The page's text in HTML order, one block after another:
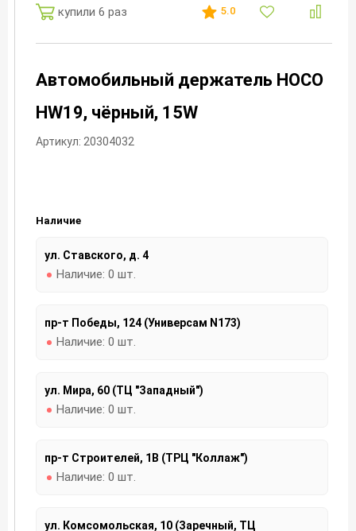
купили 6 раз 5.0
Автомобильный держатель HOCO
HW19, чёрный, 15W
Артикул: 20304032
Наличие
ул. Ставского, д. 4
Наличие: 0 шт.
пр-т Победы, 124 (Универсам N173)
Наличие: 0 шт.
ул. Мира, 60 (ТЦ "Западный")
Наличие: 0 шт.
пр-т Строителей, 1В (ТРЦ "Коллаж")
Наличие: 0 шт.
ул. Комсомольская, 10 (Заречный, ТЦ